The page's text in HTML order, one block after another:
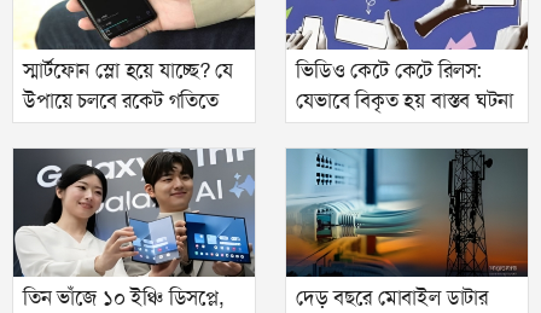
স্মার্টফোন স্লো হয়ে যাচ্ছে? যে
উপায়ে চলবে রকেট গতিতে
ভিডিও কেটে কেটে রিলস:
যেভাবে বিকৃত হয় বাস্তব ঘটনা
তিন ভাঁজে ১০ ইঞ্চি ডিসপ্লে,
দেড় বছরে মোবাইল ডাটার